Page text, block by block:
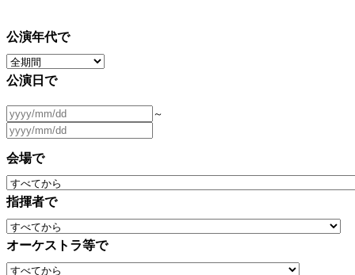
公演年代で
公演日で
～
会場で
指揮者で
オーケストラ等で